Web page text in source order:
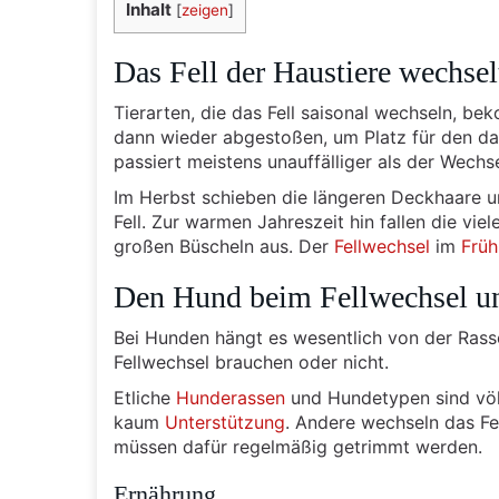
Inhalt [zeigen]
Das Fell der Haustiere
Tierarten, die das Fell saisonal wechseln,
dann wieder abgestoßen, um Platz für den
passiert meistens unauffälliger als der
Im Herbst schieben die längeren Deckhaare
Fell. Zur warmen Jahreszeit hin fallen die
großen Büscheln aus. Der Fellwechsel im
Den Hund beim Fellwechsel
Bei Hunden hängt es wesentlich von der
Fellwechsel brauchen oder nicht.
Etliche Hunderassen und Hundetypen sind
kaum Unterstützung. Andere wechseln das
müssen dafür regelmäßig getrimmt werden.